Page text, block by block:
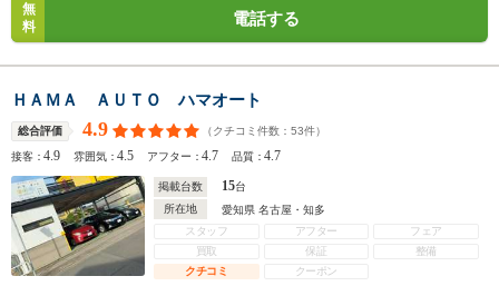
無
料
電話する
ＨＡＭＡ ＡＵＴＯ ハマオート
総合評価 4.9 （クチコミ件数： 53件）
接客：4.9 雰囲気：4.5 アフター：4.7 品質：4.7
掲載台数 15台
所在地
愛知県 名古屋・知多
スタッフ
アフター
フェア
買取
保証
整備
クチコミ
クーポン